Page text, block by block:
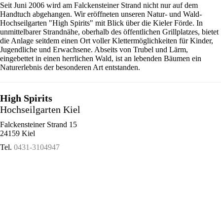
Seit Juni 2006 wird am Falckensteiner Strand nicht nur auf dem
Handtuch abgehangen. Wir eröffneten unseren Natur- und Wald-
Hochseilgarten "High Spirits" mit Blick über die Kieler Förde. In
unmittelbarer Strandnähe, oberhalb des öffentlichen Grillplatzes, bietet
die Anlage seitdem einen Ort voller Klettermöglichkeiten für Kinder,
Jugendliche und Erwachsene. Abseits von Trubel und Lärm,
eingebettet in einen herrlichen Wald, ist an lebenden Bäumen ein
Naturerlebnis der besonderen Art entstanden.
High Spirits
Hochseilgarten Kiel
Falckensteiner Strand 15
24159 Kiel
Tel. 0431-3104947